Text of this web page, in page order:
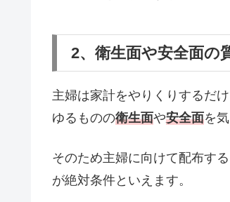
2、衛生面や安全面の
主婦は家計をやりくりするだ
ゆるものの衛生面や安全面を
そのため主婦に向けて配布する
が絶対条件といえます。